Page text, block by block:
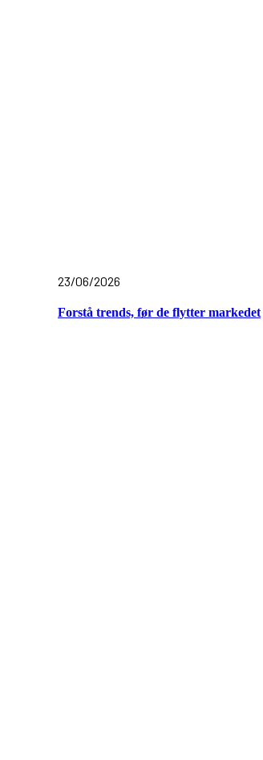
23/06/2026
Forstå trends, før de flytter markedet